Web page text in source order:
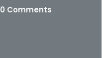
0 Comments